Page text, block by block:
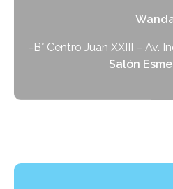
-B° Centro Juan XXIII – Av.
Salón